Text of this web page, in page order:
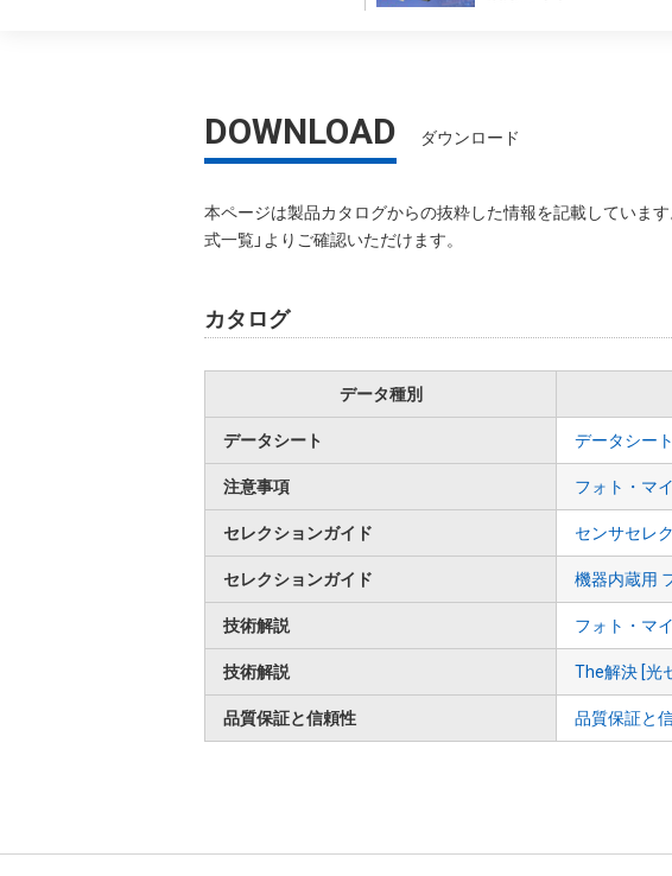
DOWNLOAD ダウンロード
本ページは製品カタログからの抜粋した情報を記載していま
式一覧」よりご確認いただけます。
カタログ
データ種別
データシート データシー
注意事項 フォト・マ
セレクションガイド センサセレ
セレクションガイド 機器内蔵用
技術解説 フォト・マ
技術解説 The解決 [光
品質保証と信頼性 品質保証と